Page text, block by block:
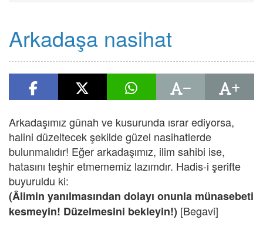
Arkadaşa nasihat
Arkadaşımız günah ve kusurunda ısrar ediyorsa,
halini düzeltecek şekilde güzel nasihatlerde
bulunmalıdır! Eğer arkadaşımız, ilim sahibi ise,
hatasını teşhir etmememiz lazımdır. Hadis-i şerifte
buyuruldu ki:
(Âlimin yanılmasından dolayı onunla münasebeti
kesmeyin! Düzelmesini bekleyin!) [Begavi]